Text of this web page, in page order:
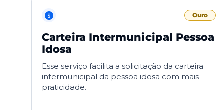
Ouro
Carteira Intermunicipal Pessoa
Idosa
Esse serviço facilita a solicitação da carteira
intermunicipal da pessoa idosa com mais
praticidade.